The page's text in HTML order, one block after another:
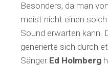
Besonders, da man
meist nicht einen
Sound erwarten kann.
generierte sich durch
Sänger Ed Holmberg